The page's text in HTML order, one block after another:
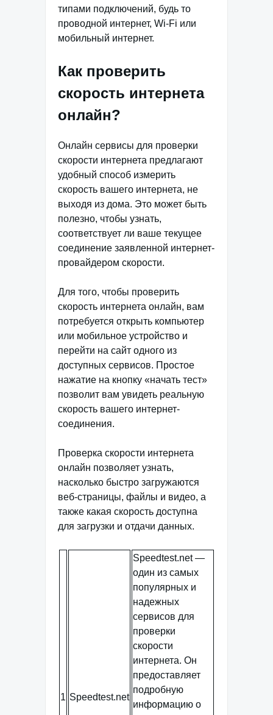
типами подключений, будь то
проводной интернет, Wi-Fi или
мобильный интернет.
Как проверить
скорость интернета
онлайн?
Онлайн сервисы для проверки
скорости интернета предлагают
удобный способ измерить
скорость вашего интернета, не
выходя из дома. Это может быть
полезно, чтобы узнать,
соответствует ли ваше текущее
соединение заявленной интернет-
провайдером скорости.
Для того, чтобы проверить
скорость интернета онлайн, вам
потребуется открыть компьютер
или мобильное устройство и
перейти на сайт одного из
доступных сервисов. Простое
нажатие на кнопку «начать тест»
позволит вам увидеть реальную
скорость вашего интернет-
соединения.
Проверка скорости интернета
онлайн позволяет узнать,
насколько быстро загружаются
веб-страницы, файлы и видео, а
также какая скорость доступна
для загрузки и отдачи данных.
1 Speedtest.net
Speedtest.net —
один из самых
популярных и
надежных
сервисов для
проверки
скорости
интернета. Он
предоставляет
подробную
информацию о